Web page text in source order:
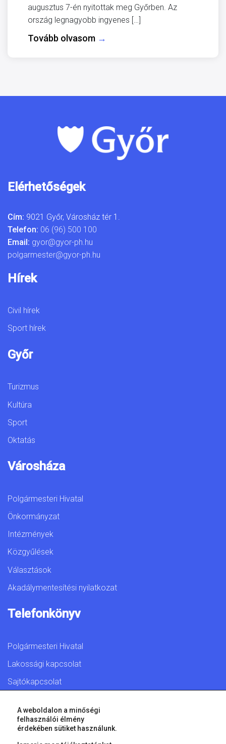
augusztus 7-én nyitottak meg Győrben. Az
ország legnagyobb ingyenes […]
Tovább olvasom →
Elérhetőségek
Cím: 9021 Győr, Városház tér 1.
Telefon: 06 (96) 500 100
Email: gyor@gyor-ph.hu
polgarmester@gyor-ph.hu
Hírek
Civil hírek
Sport hírek
Győr
Turizmus
Kultúra
Sport
Oktatás
Városháza
Polgármesteri Hivatal
Önkormányzat
Intézmények
Közgyűlések
Választások
Akadálymentesítési nyilatkozat
Telefonkönyv
Polgármesteri Hivatal
Lakossági kapcsolat
Sajtókapcsolat
© 2026 Győr Megyei Jogú Város • Minden jog fenntartva!
A weboldalon a minőségi
felhasználói élmény
érdekében sütiket használunk.